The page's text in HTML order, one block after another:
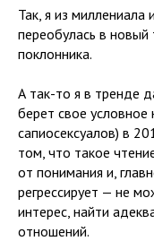
Так, я из миллениала
переобулась в новый
поклонника.
А так-то я в тренде
берет свое условное
сапиосексуалов) в
том, что такое
от понимания и,
регрессирует — не
интерес, найти
отношений.